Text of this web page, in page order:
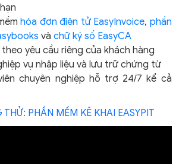
hóa đơn điện tử EasyInvoice, phần
và chữ ký số EasyCA
yêu cầu riêng của khách hàng
vụ nhập liệu và lưu trữ chứng từ
chuyên nghiệp hỗ trợ 24/7 kể cả
PHẦN MỀM KÊ KHAI EASYPIT